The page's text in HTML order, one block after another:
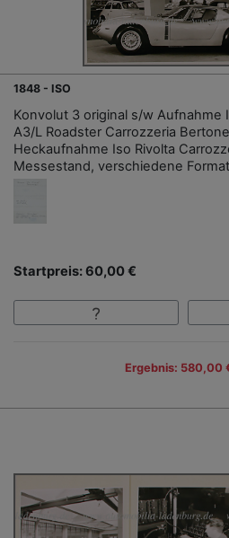
1848 - ISO
Konvolut 3 original s/w Aufnahme
A3/L Roadster Carrozzeria
Heckaufnahme Iso Rivolta
Messestand, verschiedene
Startpreis: 60,00 €
Ergebnis: 580,00